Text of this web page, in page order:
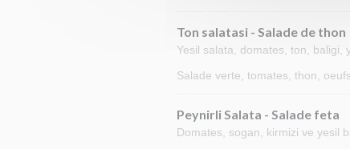
Ton salatasi - Salade de thon
Yesil salata, domates, ton, baligi,
Salade verte, tomates, thon,
Peynirli Salata - Salade feta
Domates, sogan, kirmizi ve yesil